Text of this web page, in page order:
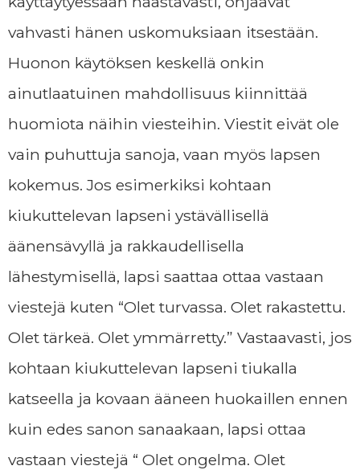
vahvasti hänen uskomuksiaan itsestään.
Huonon käytöksen keskellä onkin
ainutlaatuinen mahdollisuus kiinnittää
huomiota näihin viesteihin. Viestit eivät ole
vain puhuttuja sanoja, vaan myös lapsen
kokemus. Jos esimerkiksi kohtaan
kiukuttelevan lapseni ystävällisellä
äänensävyllä ja rakkaudellisella
lähestymisellä, lapsi saattaa ottaa vastaan
viestejä kuten “Olet turvassa. Olet rakastettu.
Olet tärkeä. Olet ymmärretty.” Vastaavasti, jos
kohtaan kiukuttelevan lapseni tiukalla
katseella ja kovaan ääneen huokaillen ennen
kuin edes sanon sanaakaan, lapsi ottaa
vastaan viestejä “ Olet ongelma. Olet